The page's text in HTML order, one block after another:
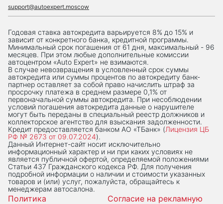
support@autoexpert.moscow
Годовая ставка автокредита варьируется 8% до 15% и
зависит от конкретного банка, кредитной программы.
Минимальный срок погашения от 61 дня, максимальный - 96
месяцев. При этом любые дополнительные комиссии
автоцентром «Auto Expert» не взимаются.
В случае невозвращения в условленный срок суммы
автокредита или суммы процентов по автокредиту банк-
партнер оставляет за собой право начислить штраф за
просрочку платежа в среднем размере 0,1% от
первоначальной суммы автокредита. При несоблюдении
условий погашения автокредита данные о нарушителе
могут быть переданы в специальный реестр должников и
коллекторское агентство для взыскания задолженности.
Кредит предоставляется банком АО «ТБанк» (Лицензия ЦБ
РФ № 2673 от 09.07.2024).
Данный Интернет-сaйт носит исключительно
информационный характер и ни при каких условиях не
является публичной офертой, определяемой положениями
Статьи 437 Гражданского кодекса РФ. Для получения
подробной информации о наличии и стоимости указанных
товаров и (или) услуг, пожалуйста, обращайтесь к
менеджерам автосалона.
Политика
Согласие на рекламную